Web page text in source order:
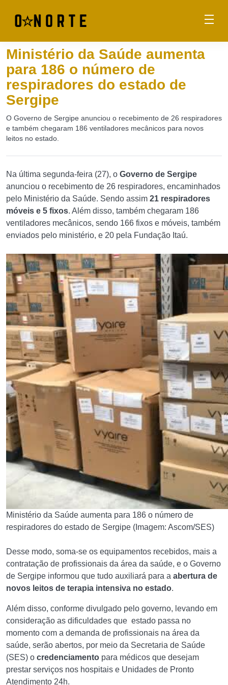
Ministério da Saúde aumenta
para 186 o número de
respiradores do estado de
Sergipe
O Governo de Sergipe anunciou o recebimento de 26 respiradores
e também chegaram 186 ventiladores mecânicos para novos
leitos no estado.
Na última segunda-feira (27), o Governo de Sergipe
anunciou o recebimento de 26 respiradores, encaminhados
pelo Ministério da Saúde. Sendo assim 21 respiradores
móveis e 5 fixos. Além disso, também chegaram 186
ventiladores mecânicos, sendo 166 fixos e móveis, também
enviados pelo ministério, e 20 pela Fundação Itaú.
Ministério da Saúde aumenta para 186 o número de
respiradores do estado de Sergipe (Imagem: Ascom/SES)
Desse modo, soma-se os equipamentos recebidos, mais a
contratação de profissionais da área da saúde, e o Governo
de Sergipe informou que tudo auxiliará para a abertura de
novos leitos de terapia intensiva no estado.
Além disso, conforme divulgado pelo governo, levando em
consideração as dificuldades que estado passa no
momento com a demanda de profissionais na área da
saúde, serão abertos, por meio da Secretaria de Saúde
(SES) o credenciamento para médicos que desejam
prestar serviços nos hospitais e Unidades de Pronto
Atendimento 24h.